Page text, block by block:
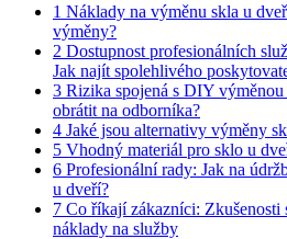
1 Náklady na výměnu skla ‍u
výměny?
2 Dostupnost profesionálních
Jak najít spolehlivého
3 Rizika spojená s DIY
obrátit na odborníka?
4 Jaké jsou ⁢alternativy výměny
5 Vhodný materiál pro sklo u
6 Profesionální rady: Jak na
u dveří?
7 Co říkají zákazníci:​ Zkušenosti
náklady na služby